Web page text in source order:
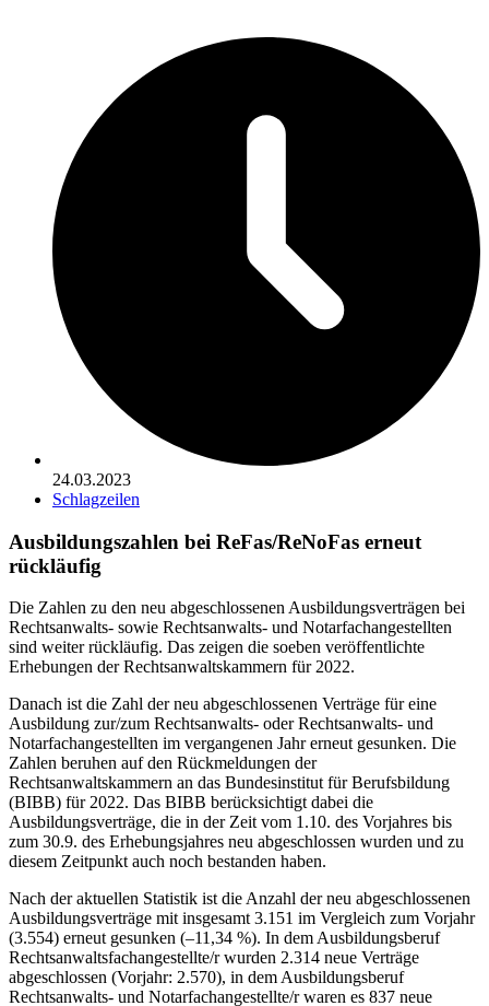
24.03.2023
Schlagzeilen
Ausbildungszahlen bei ReFas/ReNoFas erneut
rückläufig
Die Zahlen zu den neu abgeschlossenen Ausbildungsverträgen bei
Rechtsanwalts- sowie Rechtsanwalts- und Notarfachangestellten
sind weiter rückläufig. Das zeigen die soeben veröffentlichte
Erhebungen der Rechtsanwaltskammern für 2022.
Danach ist die Zahl der neu abgeschlossenen Verträge für eine
Ausbildung zur/zum Rechtsanwalts- oderRechtsanwalts- und
Notarfachangestellten im vergangenen Jahr erneut gesunken. Die
Zahlen beruhen auf den Rückmeldungen der
Rechtsanwaltskammern an das Bundesinstitut für Berufsbildung
(BIBB) für2022. Das BIBB berücksichtigt dabei die
Ausbildungsverträge, die in der Zeit vom 1.10. des Vorjahres bis
zum 30.9. des Erhebungsjahres neu abgeschlossen wurden und zu
diesem Zeitpunkt auch noch bestanden haben.
Nach der aktuellen Statistik ist die Anzahl der neu abgeschlossenen
Ausbildungsverträge mit insgesamt3.151 im Vergleich zum Vorjahr
(3.554) erneut gesunken (–11,34 %). In dem Ausbildungsberuf
Rechtsanwaltsfachangestellte/rwurden 2.314 neue Verträge
abgeschlossen (Vorjahr: 2.570), in dem Ausbildungsberuf
Rechtsanwalts- und Notarfachangestellte/rwaren es 837 neue